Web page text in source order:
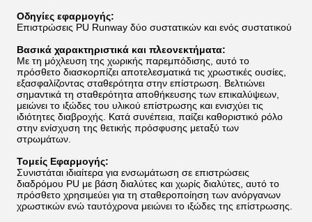
Οδηγίες εφαρμογής:
Επιστρώσεις PU Runway δύο συστατικών και ενός συστατικού
Βασικά χαρακτηριστικά και πλεονεκτήματα:
Με τη μόχλευση της χωρικής παρεμπόδισης, αυτό το
πρόσθετο διασκορπίζει αποτελεσματικά τις χρωστικές ουσίες,
εξασφαλίζοντας σταθερότητα στην επίστρωση. Βελτιώνει
σημαντικά τη σταθερότητα αποθήκευσης των επικαλύψεων,
μειώνει το ιξώδες του υλικού επίστρωσης και ενισχύει τις
ιδιότητες διαβροχής. Κατά συνέπεια, παίζει καθοριστικό ρόλο
στην ενίσχυση της θετικής πρόσφυσης μεταξύ των
στρωμάτων.
Τομείς Εφαρμογής:
Συνιστάται ιδιαίτερα για ενσωμάτωση σε επιστρώσεις
διαδρόμου PU με βάση διαλύτες και χωρίς διαλύτες, αυτό το
πρόσθετο χρησιμεύει για τη σταθεροποίηση των ανόργανων
χρωστικών ενώ ταυτόχρονα μειώνει το ιξώδες της επίστρωσης.